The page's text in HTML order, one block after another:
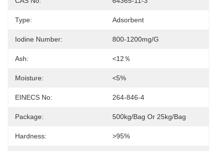
Type: Adsorbent
Iodine Number: 800-1200mg/g
Ash: <12％
Moisture: <5%
EINECS No: 264-846-4
Package: 500kg/bag Or 25kg/bag
Hardness: >95%